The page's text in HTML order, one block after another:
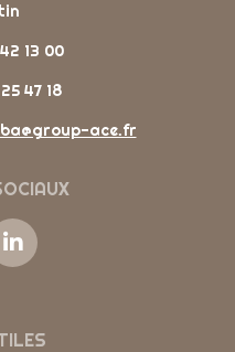
13 00
47 18
ace.fr